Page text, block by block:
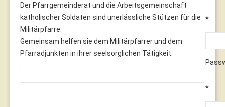
*
*
Der Pfarrgemeinderat und die Arbeitsgemeinschaft
katholischer Soldaten sind unerlässliche Stützen für die
Militärpfarre.
Gemeinsam helfen sie dem Militärpfarrer und dem
Pfarradjunkten in ihrer seelsorglichen Tätigkeit.